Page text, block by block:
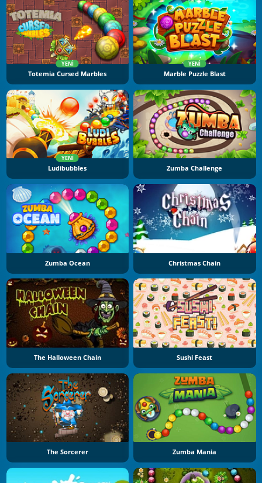
YENI
Totemia Cursed Marbles
YENI
Marble Puzzle Blast
YENI
Ludibubbles Zumba Challenge
Zumba Ocean Christmas Chain
The Halloween Chain Sushi Feast
The Sorcerer Zumba Mania